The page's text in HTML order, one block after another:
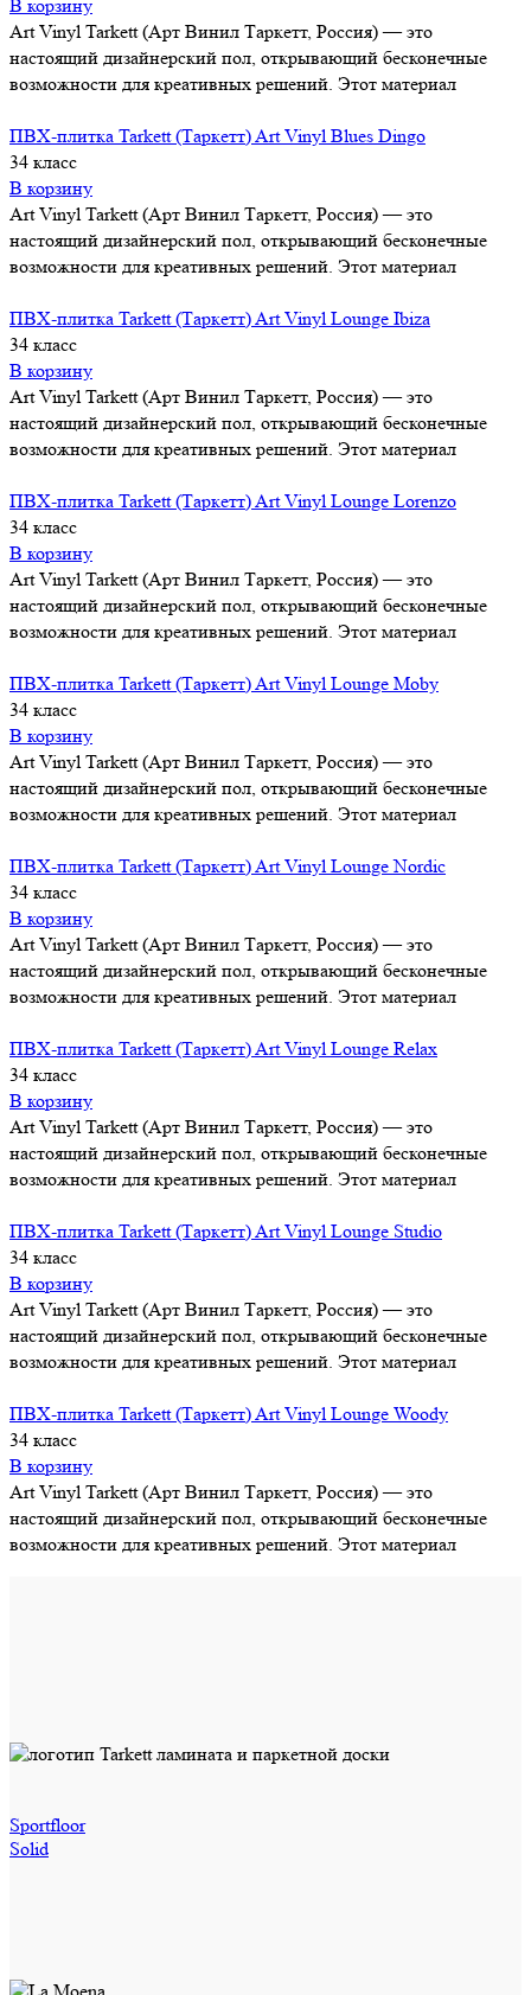
В корзину
Art Vinyl Tarkett (Арт Винил Таркетт, Россия) — это
настоящий дизайнерский пол, открывающий бесконечные
возможности для креативных решений. Этот материал
ПВХ-плитка Tarkett (Таркетт) Art Vinyl Blues Dingo
34 класс
В корзину
Art Vinyl Tarkett (Арт Винил Таркетт, Россия) — это
настоящий дизайнерский пол, открывающий бесконечные
возможности для креативных решений. Этот материал
ПВХ-плитка Tarkett (Таркетт) Art Vinyl Lounge Ibiza
34 класс
В корзину
Art Vinyl Tarkett (Арт Винил Таркетт, Россия) — это
настоящий дизайнерский пол, открывающий бесконечные
возможности для креативных решений. Этот материал
ПВХ-плитка Tarkett (Таркетт) Art Vinyl Lounge Lorenzo
34 класс
В корзину
Art Vinyl Tarkett (Арт Винил Таркетт, Россия) — это
настоящий дизайнерский пол, открывающий бесконечные
возможности для креативных решений. Этот материал
ПВХ-плитка Tarkett (Таркетт) Art Vinyl Lounge Moby
34 класс
В корзину
Art Vinyl Tarkett (Арт Винил Таркетт, Россия) — это
настоящий дизайнерский пол, открывающий бесконечные
возможности для креативных решений. Этот материал
ПВХ-плитка Tarkett (Таркетт) Art Vinyl Lounge Nordic
34 класс
В корзину
Art Vinyl Tarkett (Арт Винил Таркетт, Россия) — это
настоящий дизайнерский пол, открывающий бесконечные
возможности для креативных решений. Этот материал
ПВХ-плитка Tarkett (Таркетт) Art Vinyl Lounge Relax
34 класс
В корзину
Art Vinyl Tarkett (Арт Винил Таркетт, Россия) — это
настоящий дизайнерский пол, открывающий бесконечные
возможности для креативных решений. Этот материал
ПВХ-плитка Tarkett (Таркетт) Art Vinyl Lounge Studio
34 класс
В корзину
Art Vinyl Tarkett (Арт Винил Таркетт, Россия) — это
настоящий дизайнерский пол, открывающий бесконечные
возможности для креативных решений. Этот материал
ПВХ-плитка Tarkett (Таркетт) Art Vinyl Lounge Woody
34 класс
В корзину
Art Vinyl Tarkett (Арт Винил Таркетт, Россия) — это
настоящий дизайнерский пол, открывающий бесконечные
возможности для креативных решений. Этот материал
Sportfloor
Solid